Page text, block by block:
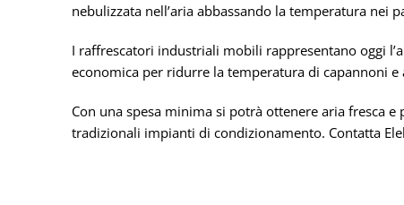
nebulizzata nell’aria abbassando la temperatura nei
I raffrescatori industriali mobili rappresentano oggi
economica per ridurre la temperatura di capannoni
Con una spesa minima si potrà ottenere aria fresca
tradizionali impianti di condizionamento. Contatta